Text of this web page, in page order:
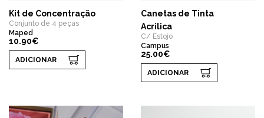
Kit de Concentração
Conjunto de 4 peças
Maped
10.90€
ADICIONAR
Canetas de Tinta
Acrilica
C/ Estojo
Campus
25.00€
ADICIONAR